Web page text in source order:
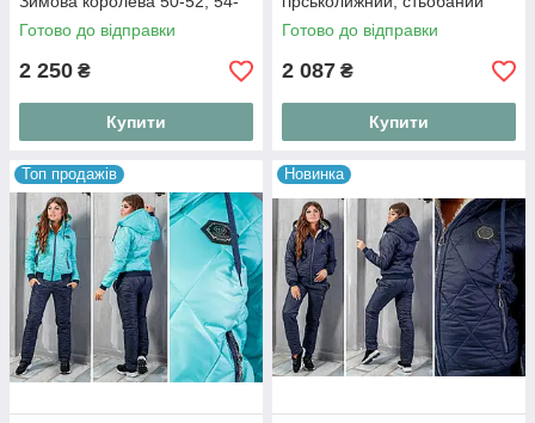
56
Готово до відправки
2 250 ₴
Купити
костюм двійка 42-44, 46-48
Готово до відправки
2 087 ₴
Купити
Топ продажів Новинка